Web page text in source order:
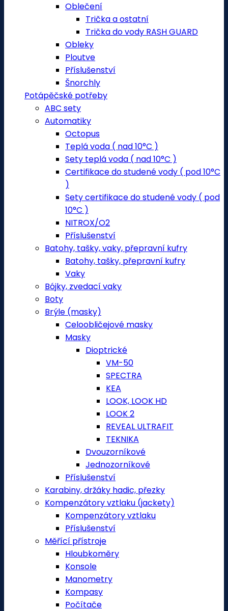
Oblečení
Trička a ostatní
Trička do vody RASH GUARD
Obleky
Ploutve
Příslušenství
Šnorchly
Potápěčské potřeby
ABC sety
Automatiky
Octopus
Teplá voda ( nad 10°C )
Sety teplá voda ( nad 10°C )
Certifikace do studené vody ( pod 10°C
)
Sety certifikace do studené vody ( pod
10°C )
NITROX/O2
Příslušenství
Batohy, tašky, vaky, přepravní kufry
Batohy, tašky, přepravní kufry
Vaky
Bójky, zvedací vaky
Boty
Brýle (masky)
Celoobličejové masky
Masky
Dioptrické
VM-50
SPECTRA
KEA
LOOK, LOOK HD
LOOK 2
REVEAL ULTRAFIT
TEKNIKA
Dvouzorníkové
Jednozorníkové
Příslušenství
Karabiny, držáky hadic, přezky
Kompenzátory vztlaku (jackety)
Kompenzátory vztlaku
Příslušenství
Měřící přístroje
Hloubkoměry
Konsole
Manometry
Kompasy
Počítače